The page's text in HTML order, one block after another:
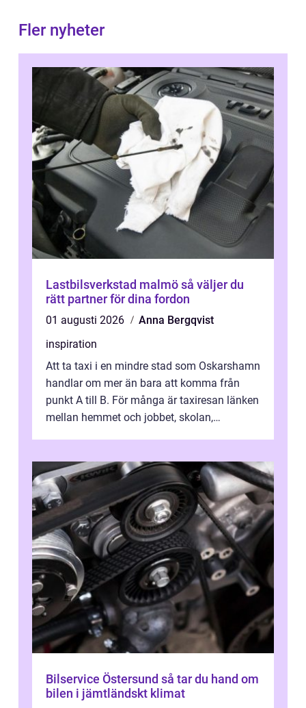
Fler nyheter
Lastbilsverkstad malmö så väljer du
rätt partner för dina fordon
01 augusti 2026
Anna Bergqvist
inspiration
Att ta taxi i en mindre stad som Oskarshamn
handlar om mer än bara att komma från
punkt A till B. För många är taxiresan länken
mellan hemmet och jobbet, skolan,
Bilservice Östersund så tar du hand om
bilen i jämtländskt klimat